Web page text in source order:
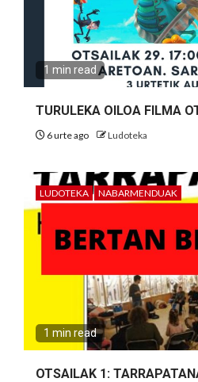
1 min read
TURULEKA OILOA FILMA
6 urte ago Ludoteka
LUDOTEKA NABARMENDUAK
1 min read
OTSAILAK 1: